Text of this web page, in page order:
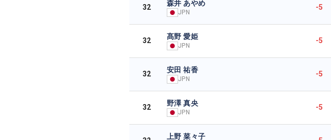
32 森井 あやめ
JPN
-5
32 髙野 愛姫
JPN
-5
32 安田 祐香
JPN
-5
32 野澤 真央
JPN
-5
上野 菜々子